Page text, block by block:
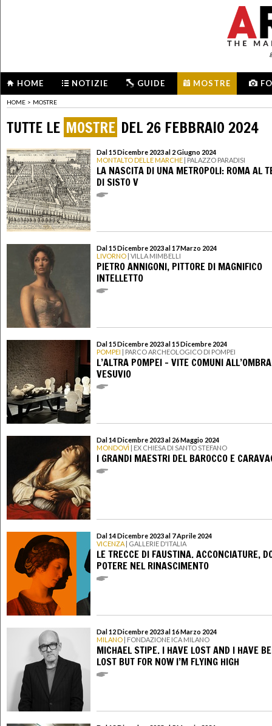
HOME NOTIZIE GUIDE MOSTRE
HOME > MOSTRE
TUTTE LE MOSTRE DEL 26 FEBBRAIO 2024
Dal 15 Dicembre 2023 al 2 Giugno 2024
MONTALTO DELLE MARCHE | PALAZZO PARADISI
LA NASCITA DI UNA METROPOLI: ROMA AL
DI SISTO V
Dal 15 Dicembre 2023 al 17 Marzo 2024
LIVORNO | VILLA MIMBELLI
PIETRO ANNIGONI, PITTORE DI MAGNIFICO
INTELLETTO
Dal 15 Dicembre 2023 al 15 Dicembre 2024
POMPEI | PARCO ARCHEOLOGICO DI POMPEI
L’ALTRA POMPEI – VITE COMUNI
VESUVIO
Dal 14 Dicembre 2023 al 26 Maggio 2024
MONDOVÌ | EX CHIESA DI SANTO STEFANO
I GRANDI MAESTRI DEL BAROCCO E
Dal 14 Dicembre 2023 al 7 Aprile 2024
VICENZA | GALLERIE D'ITALIA
LE TRECCE DI FAUSTINA. ACCONCIATURE,
POTERE NEL RINASCIMENTO
Dal 12 Dicembre 2023 al 16 Marzo 2024
MILANO | FONDAZIONE ICA MILANO
MICHAEL STIPE. I HAVE LOST AND I HAVE
LOST BUT FOR NOW I’M FLYING HIGH